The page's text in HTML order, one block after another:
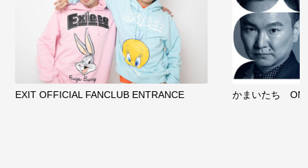
EXIT OFFICIAL FANCLUB ENTRANCE かまいたち